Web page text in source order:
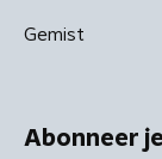
Gemist
Abonneer